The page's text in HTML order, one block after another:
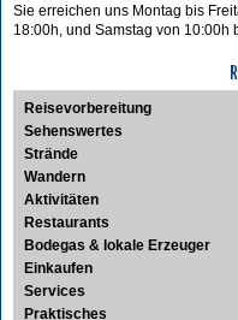
Sie erreichen uns Montag bis
18:00h, und Samstag von 10:00h
Reisevorbereitung
Sehenswertes
Strände
Wandern
Aktivitäten
Restaurants
Bodegas & lokale Erzeuger
Einkaufen
Services
Praktisches